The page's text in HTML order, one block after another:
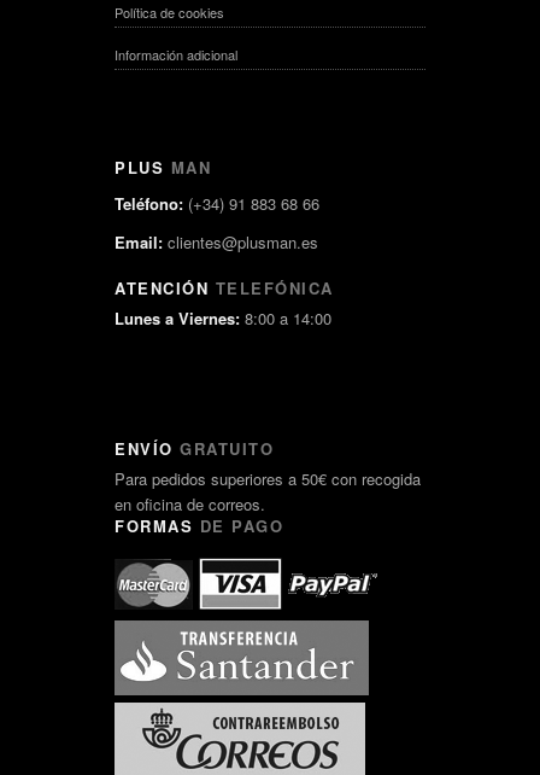
Política de cookies
Información adicional
PLUS MAN
Teléfono: (+34) 91 883 68 66
Email: clientes@plusman.es
ATENCIÓN TELEFÓNICA
Lunes a Viernes: 8:00 a 14:00
ENVÍO GRATUITO
Para pedidos superiores a 50€ con recogida
en oficina de correos.
FORMAS DE PAGO